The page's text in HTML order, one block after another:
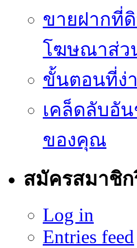
ขายฝากที่
โฆษณาส่ว
ขั้นตอนที่ง่
เคล็ดลับอั
ของคุณ
สมัครสมาชิ
Log in
Entries feed